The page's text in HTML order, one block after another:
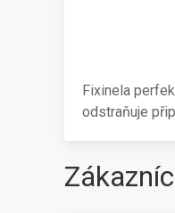
Fixinela
odstraňuje